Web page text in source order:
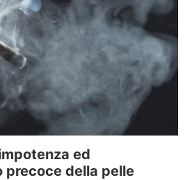
ed
precoce della pelle